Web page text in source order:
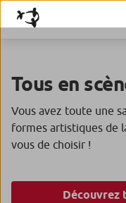
Tous en
Vous avez toute une
formes artistiques de
vous de choisir !
Découvrez